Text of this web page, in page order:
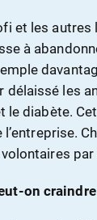
et les
à
délaissé les
le diabète.
par
on